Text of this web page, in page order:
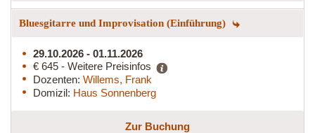
Bluesgitarre und Improvisation (Einführung)
29.10.2026 - 01.11.2026
€ 645 - Weitere Preisinfos
Dozenten: Willems, Frank
Domizil: Haus Sonnenberg
Zur Buchung